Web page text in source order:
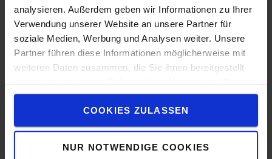
analysieren. Außerdem geben wir Informationen zu Ihrer
Verwendung unserer Website an unsere Partner für
soziale Medien, Werbung und Analysen weiter. Unsere
Partner führen diese Informationen möglicherweise mit
weiteren Daten zusammen, die Sie ihnen bereitgestellt
gesammelt haben.
COOKIES ZULASSEN
NUR NOTWENDIGE COOKIES
m et les batteries de grande taille garantissent des
performances élevées tout au long de la journée de travail.